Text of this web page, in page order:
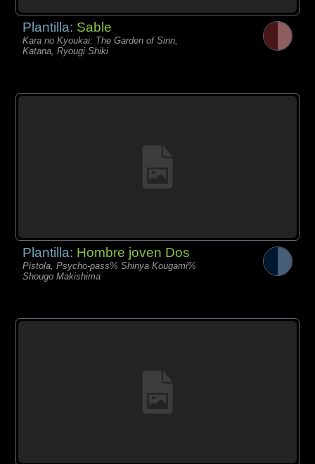
Plantilla: Sable
Kara no Kyoukai: The Garden of Sinn,
Katana, Ryougi Shiki
Plantilla: Hombre joven Dos
Pistola, Psycho-pass% Shinya Kougami%
Shougo Makishima